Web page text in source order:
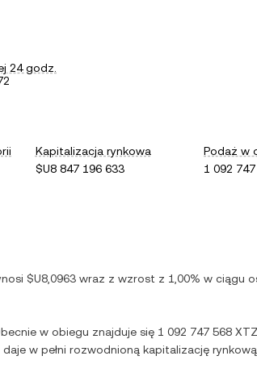
24 godz.
Kapitalizacja rynkowa
$U8 847 196 633
Podaż w
1 092
$U8,0963 wraz z wzrost z 1,00% w ciągu
w obiegu znajduje się 1 092 747 568 XTZ
daje w pełni rozwodnioną kapitalizację